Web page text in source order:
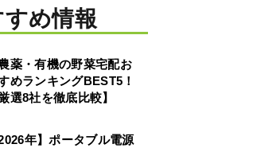
め情報
薬・有機の野菜宅配お
めランキングBEST5！
厳選8社を徹底比較】
2026年】ポータブル電源